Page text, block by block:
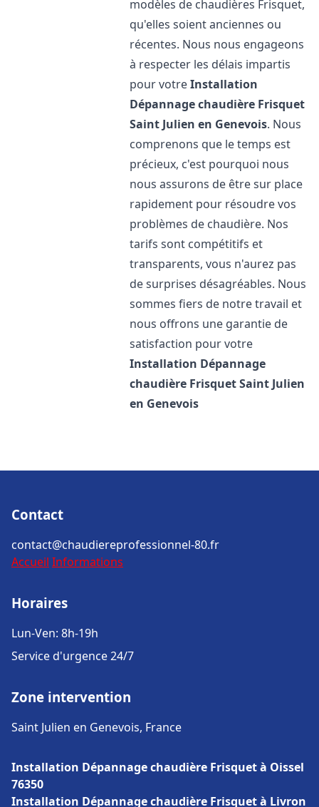
modèles de chaudières Frisquet,
qu'elles soient anciennes ou
récentes. Nous nous engageons
à respecter les délais impartis
pour votreInstallation
Dépannage chaudière Frisquet
Saint Julien en Genevois. Nous
comprenons que le temps est
précieux, c'est pourquoi nous
nous assurons de être sur place
rapidement pour résoudre vos
problèmes de chaudière. Nos
tarifs sont compétitifs et
transparents, vous n'aurez pas
de surprises désagréables. Nous
sommes fiers de notre travail et
nous offrons une garantie de
satisfaction pour votre
Installation Dépannage
chaudière FrisquetSaint Julien
en Genevois
Contact
contact@chaudiereprofessionnel-80.fr
Accueil Informations
Horaires
Lun-Ven: 8h-19h
Service d'urgence 24/7
Zone intervention
Saint Julien en Genevois, France
Installation Dépannage chaudière Frisquet à Oissel
76350
Installation Dépannage chaudière Frisquet à Livron